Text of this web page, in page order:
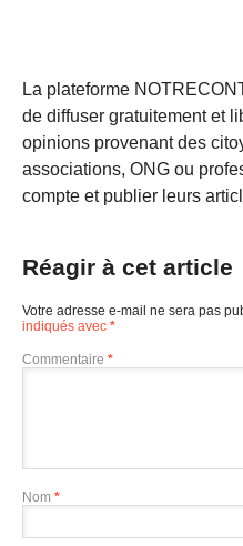
La plateforme
de diffuser gratuitement et
opinions provenant des
associations, ONG ou
compte et publier leurs
Réagir à cet article
Votre adresse e-mail ne sera pas
indiqués avec *
Commentaire *
Nom *